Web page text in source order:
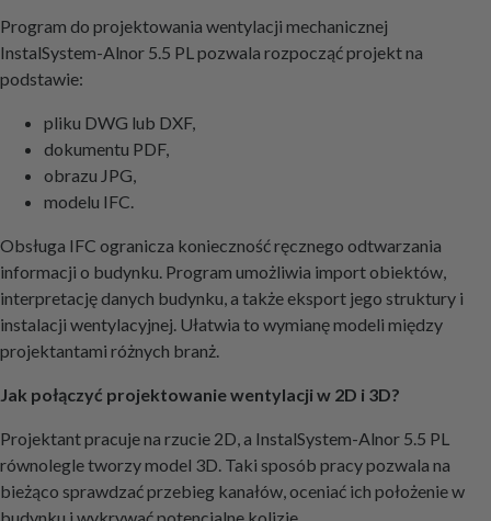
Program do projektowania wentylacji mechanicznej
InstalSystem-Alnor 5.5 PL pozwala rozpocząć projekt na
podstawie:
pliku DWG lub DXF,
dokumentu PDF,
obrazu JPG,
modelu IFC.
Obsługa IFC ogranicza konieczność ręcznego odtwarzania
informacji o budynku. Program umożliwia import obiektów,
interpretację danych budynku, a także eksport jego struktury i
instalacji wentylacyjnej. Ułatwia to wymianę modeli między
projektantami różnych branż.
Jak połączyć projektowanie wentylacji w 2D i 3D?
Projektant pracuje na rzucie 2D, a InstalSystem-Alnor 5.5 PL
równolegle tworzy model 3D. Taki sposób pracy pozwala na
bieżąco sprawdzać przebieg kanałów, oceniać ich położenie w